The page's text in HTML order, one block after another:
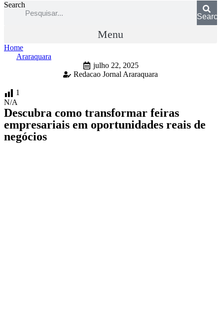
Search
Menu
Home
Araraquara
julho 22, 2025
Redacao Jornal Araraquara
1
N/A
Descubra como transformar feiras
empresariais em oportunidades reais de
negócios